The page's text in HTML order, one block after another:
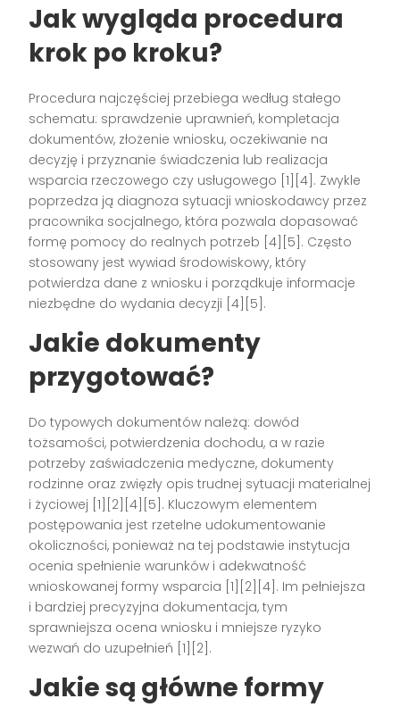
Jak wygląda procedura
krok po kroku?
Procedura najczęściej przebiega według stałego
schematu: sprawdzenie uprawnień, kompletacja
dokumentów, złożenie wniosku, oczekiwanie na
decyzję i przyznanie świadczenia lub realizacja
wsparcia rzeczowego czy usługowego [1][4]. Zwykle
poprzedza ją diagnoza sytuacji wnioskodawcy przez
pracownika socjalnego, która pozwala dopasować
formę pomocy do realnych potrzeb [4][5]. Często
stosowany jest wywiad środowiskowy, który
potwierdza dane z wniosku i porządkuje informacje
niezbędne do wydania decyzji [4][5].
Jakie dokumenty
przygotować?
Do typowych dokumentów należą: dowód
tożsamości, potwierdzenia dochodu, a w razie
potrzeby zaświadczenia medyczne, dokumenty
rodzinne oraz zwięzły opis trudnej sytuacji materialnej
i życiowej [1][2][4][5]. Kluczowym elementem
postępowania jest rzetelne udokumentowanie
okoliczności, ponieważ na tej podstawie instytucja
ocenia spełnienie warunków i adekwatność
wnioskowanej formy wsparcia [1][2][4]. Im pełniejsza
i bardziej precyzyjna dokumentacja, tym
sprawniejsza ocena wniosku i mniejsze ryzyko
wezwań do uzupełnień [1][2].
Jakie są główne formy